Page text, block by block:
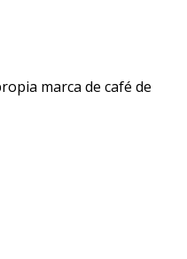
marca de café de